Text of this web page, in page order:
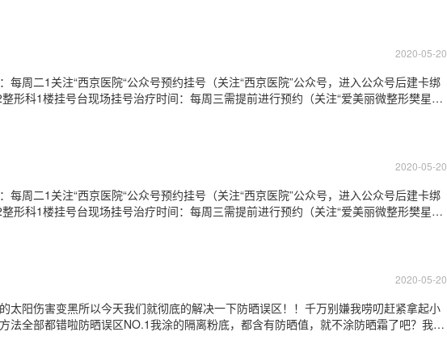
2020-05-20
每周二1关注“西京医院“公众号预约挂号（关注“西京医院”公众号，进入公众号后建卡绑
形科1楼挂号台现场挂号治疗时间：每周三需提前进行预约（关注“爱美丽微整形樊星博
2020-05-20
每周二1关注“西京医院“公众号预约挂号（关注“西京医院”公众号，进入公众号后建卡绑
形科1楼挂号台现场挂号治疗时间：每周三需提前进行预约（关注“爱美丽微整形樊星博
2020-05-20
太阳伤害变黑所以今天我们就彻底的解决一下防晒误区！！千万别嫌我唠叨赶紧拿起小
法全部都错啦防晒误区NO.1我涂的隔离粉底，都含有防晒值，就不涂防晒霜了吧？我们